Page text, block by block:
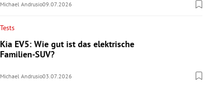
Michael Andrusio09.07.2026
Tests
Kia EV5: Wie gut ist das elektrische
Familien-SUV?
Michael Andrusio03.07.2026